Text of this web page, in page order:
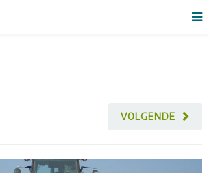
VOLGENDE